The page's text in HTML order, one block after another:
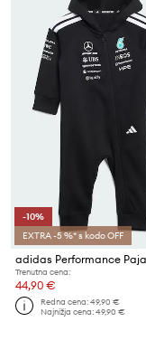
-10%
EXTRA -5 %* s kodo OFF
Trenutna cena:
44,90 €
Redna cena:49,90 €
Najnižja cena:49,90 €